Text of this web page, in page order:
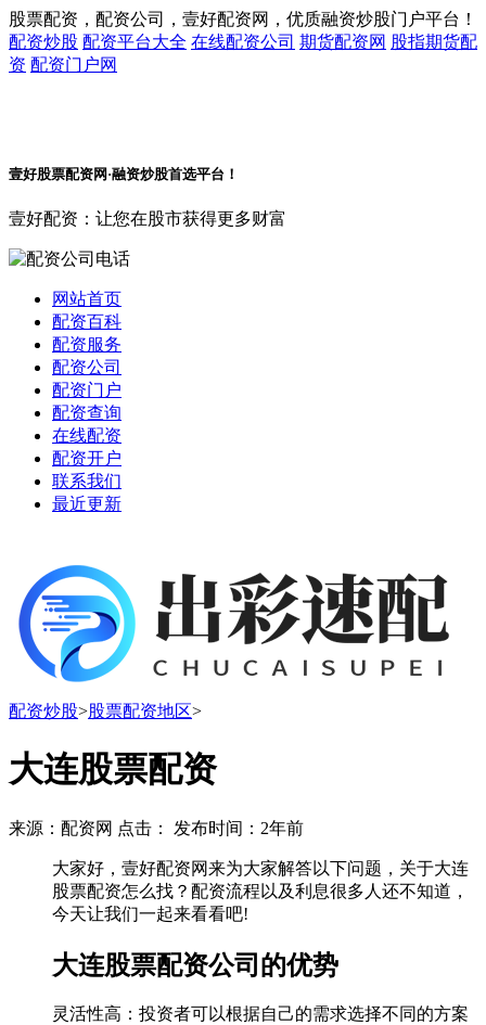
股票配资，配资公司，壹好配资网，优质融资炒股门户平台！
配资炒股 配资平台大全 在线配资公司 期货配资网 股指期货配
资 配资门户网
壹好股票配资网·融资炒股首选平台！
壹好配资：让您在股市获得更多财富
网站首页
配资百科
配资服务
配资公司
配资门户
配资查询
在线配资
配资开户
联系我们
最近更新
配资炒股>股票配资地区>
大连股票配资
来源：配资网 点击： 发布时间：2年前
大家好，壹好配资网来为大家解答以下问题，关于大连
股票配资怎么找？配资流程以及利息很多人还不知道，
今天让我们一起来看看吧!
大连股票配资公司的优势
灵活性高：投资者可以根据自己的需求选择不同的方案